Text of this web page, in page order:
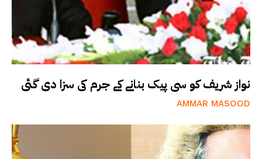
نواز شریف کو سی پیک بنانے کے جرم کی سزا دی گئی
AMMAR MASOOD